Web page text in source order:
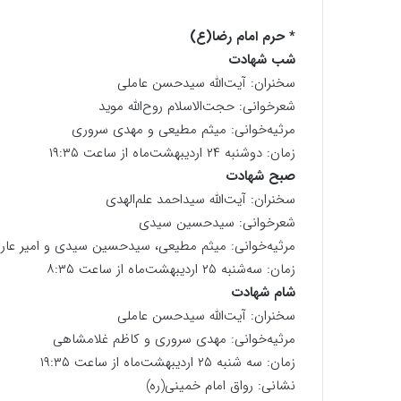
* حرم امام رضا(ع)
شب شهادت
سخنران: آیت‌الله سیدحسن عاملی
شعرخوانی: حجت‌الاسلام روح‌الله موید
مرثیه‌خوانی: میثم مطیعی و مهدی سروری
زمان: دوشنبه ۲۴ اردیبهشت‌ماه از ساعت ۱۹:۳۵
صبح شهادت
سخنران: آیت‌الله سیداحمد علم‌الهدی
شعرخوانی: سیدحسین سیدی
مرثیه‌خوانی: میثم مطیعی، سیدحسین سیدی و امیر
زمان: سه‌شنبه ۲۵ اردیبهشت‌ماه از ساعت ۸:۳۵
شام شهادت
سخنران: آیت‌الله سیدحسن عاملی
مرثیه‌خوانی: مهدی سروری و کاظم غلامشاهی
زمان: سه شنبه ۲۵ اردیبهشت‌ماه از ساعت ۱۹:۳۵
نشانی: رواق امام خمینی(ره)